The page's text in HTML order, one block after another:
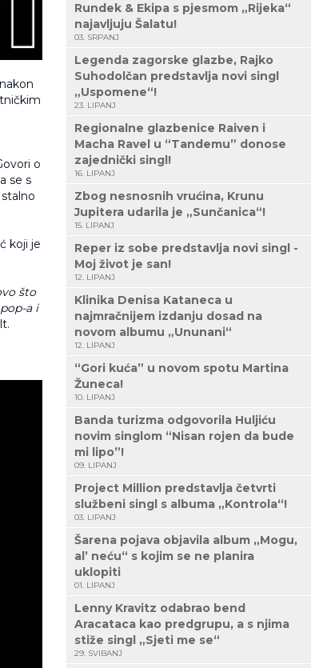
o
se s
koji je
što
a i
Rundek & Ekipa s pjesmom „Rijeka“
najavljuju Šalatu!
03. SRPANJ
Legenda zagorske glazbe, Rajko
Suhodolčan predstavlja novi singl
„Uspomene“!
23. LIPANJ
Regionalne glazbenice Raiven i
Macha Ravel u “Tandemu” donose
zajednički singl!
16. LIPANJ
Zbog nesnosnih vrućina, Krunu
Jupitera udarila je „Sunčanica“!
15. LIPANJ
Reper iz sobe predstavlja novi singl -
Moj život je san!
12. LIPANJ
Klinika Denisa Kataneca u
najmračnijem izdanju dosad na
novom albumu „Ununani“
12. LIPANJ
“Gori kuća” u novom spotu Martina
Žuneca!
10. LIPANJ
Banda turizma odgovorila Huljiću
novim singlom “Nisan rojen da bude
mi lipo”!
09. LIPANJ
Project Million predstavlja četvrti
službeni singl s albuma „Kontrola“!
03. LIPANJ
Šarena pojava objavila album „Mogu,
al’ neću“ s kojim se ne planira
uklopiti
01. LIPANJ
Lenny Kravitz odabrao bend
Aracataca kao predgrupu, a s njima
stiže singl „Sjeti me se“
29. SVIBANJ